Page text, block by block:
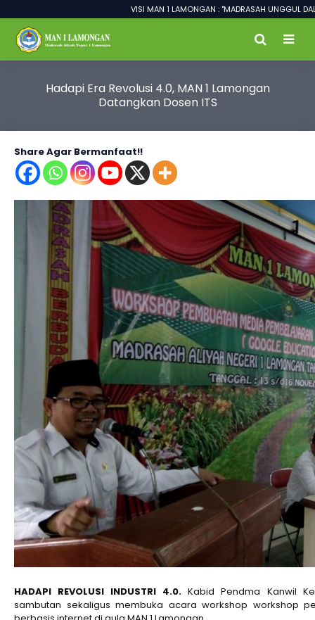
VISI MAN 1 LAMONGAN : "MADRASAH UNGGUL DALAM
Hadapi Era Revolusi 4.0, MAN 1 Lamongan
Datangkan Dosen ITS
Share Agar Bermanfaat!!
HADAPI REVOLUSI INDUSTRI 4.0. Kabid Pendma Kanwil
sambutan sekaligus membuka acara workshop workshop